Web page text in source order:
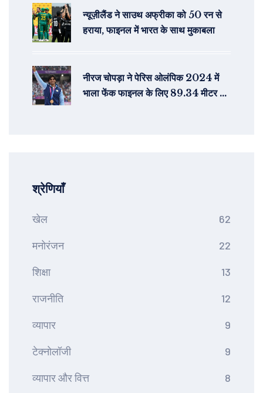
न्यूज़ीलैंड ने साउथ अफ्रीका को 50 रन से
हराया, फाइनल में भारत के साथ मुकाबला
नीरज चोपड़ा ने पेरिस ओलंपिक 2024 में
भाला फेंक फाइनल के लिए 89.34 मीटर के
श्रेणियाँ
खेल 62
मनोरंजन 22
शिक्षा 13
राजनीति 12
व्यापार 9
टेक्नोलॉजी 9
व्यापार और वित्त 8